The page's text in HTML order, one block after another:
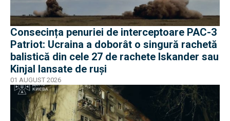
Consecința penuriei de interceptoare PAC-3
Patriot: Ucraina a doborât o singură rachetă
balistică din cele 27 de rachete Iskander sau
Kinjal lansate de ruși
01 AUGUST 2026